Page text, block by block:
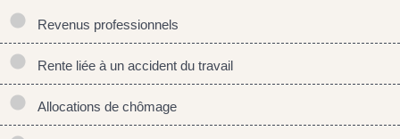
Revenus professionnels
Rente liée à un accident du travail
Allocations de chômage